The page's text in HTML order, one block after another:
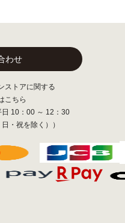
わせ
ストアに関する
こちら
日 10：00 ～ 12：30
・祝を除く））